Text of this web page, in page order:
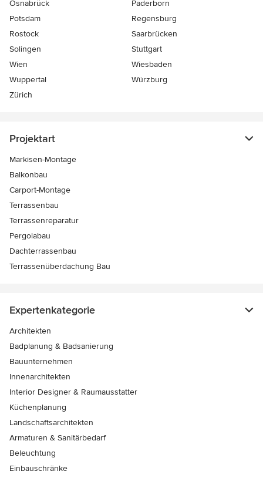
Osnabrück
Paderborn
Potsdam
Regensburg
Rostock
Saarbrücken
Solingen
Stuttgart
Wien
Wiesbaden
Wuppertal
Würzburg
Zürich
Projektart
Markisen-Montage
Balkonbau
Carport-Montage
Terrassenbau
Terrassenreparatur
Pergolabau
Dachterrassenbau
Terrassenüberdachung Bau
Expertenkategorie
Architekten
Badplanung & Badsanierung
Bauunternehmen
Innenarchitekten
Interior Designer & Raumausstatter
Küchenplanung
Landschaftsarchitekten
Armaturen & Sanitärbedarf
Beleuchtung
Einbauschränke